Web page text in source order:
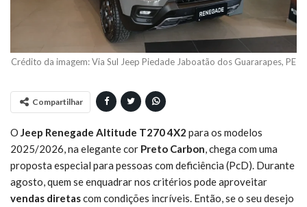
Crédito da imagem: Via Sul Jeep Piedade Jaboatão dos Guararapes, PE
Compartilhar
O Jeep Renegade Altitude T270 4X2 para os modelos
2025/2026, na elegante cor Preto Carbon, chega com uma
proposta especial para pessoas com deficiência (PcD). Durante
agosto, quem se enquadrar nos critérios pode aproveitar
vendas diretascom condições incríveis. Então, se o seu desejo